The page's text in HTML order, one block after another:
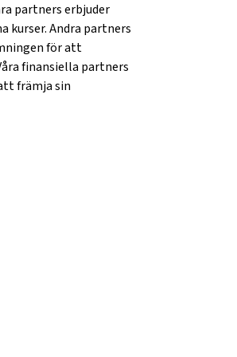
partners erbjuder
kurser. Andra partners
för att
finansiella partners
främja sin